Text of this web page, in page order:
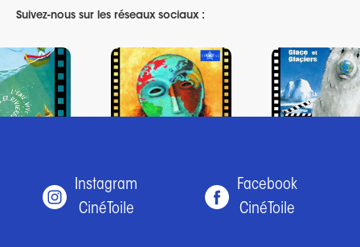
Suivez-nous sur les réseaux sociaux :
Instagram
CinéToile
Facebook
CinéToile